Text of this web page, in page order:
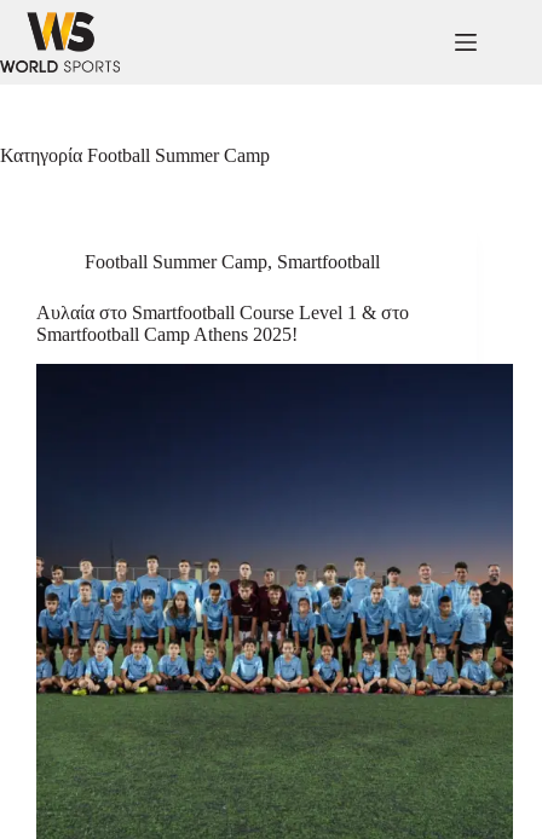
Κατηγορία Football Summer Camp
Football Summer Camp, Smartfootball
Αυλαία στο Smartfootball Course Level 1 & στο
Smartfootball Camp Athens 2025!